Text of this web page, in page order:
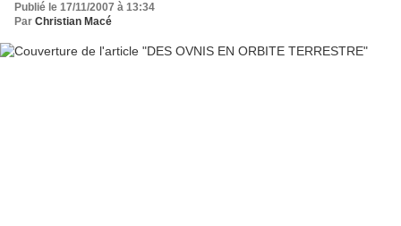
Publié le 17/11/2007 à 13:34
Par Christian Macé